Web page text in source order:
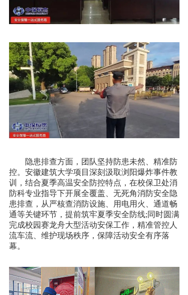
隐患排查方面，团队坚持防患未然、精准防
控。安徽建筑大学项目 深刻 汲取浏阳爆炸事件教
训，结合夏季高温安全防控特点，在校保卫处消
防科专业指导下开展全覆盖、无死角消防安全隐
患排查，从严核查消防设施、用电用火、通道畅
通等关键环节，提前筑牢夏季安全防线;同时圆满
完成校园赛龙舟大型活动安保工作，精准管控人
流车流、维护现场秩序，保障活动安全有序落
幕。